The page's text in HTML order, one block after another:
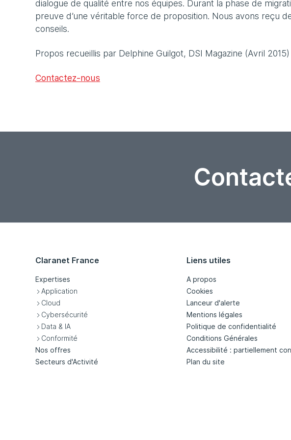
dialogue de qualité entre nos équipes. Durant la phase de
preuve d’une véritable force de proposition. Nous avons reçu
conseils.
Propos recueillis par Delphine Guilgot, DSI Magazine (Avril 2015)
Contactez-nous
Claranet France
Expertises
Application
Cloud
Cybersécurité
Data & IA
Conformité
Nos offres
Secteurs d'Activité
Liens utiles
A propos
Cookies
Lanceur d'alerte
Mentions légales
Politique de confidentialité
Conditions Générales
Accessibilité : partiellement
Plan du site